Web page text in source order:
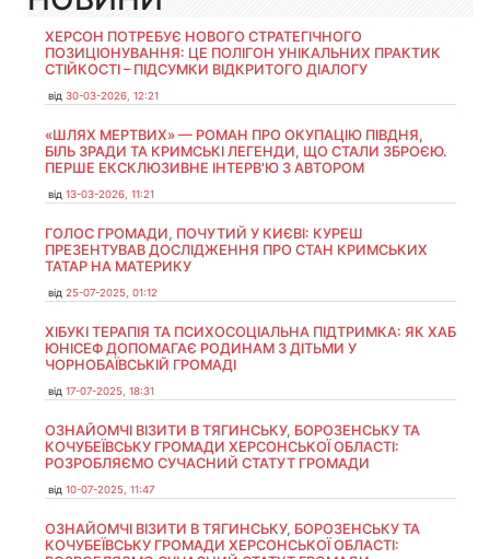
ХЕРСОН ПОТРЕБУЄ НОВОГО СТРАТЕГІЧНОГО
ПОЗИЦІОНУВАННЯ: ЦЕ ПОЛІГОН УНІКАЛЬНИХ ПРАКТИК
СТІЙКОСТІ – ПІДСУМКИ ВІДКРИТОГО ДІАЛОГУ
від 30-03-2026, 12:21
«ШЛЯХ МЕРТВИХ» — РОМАН ПРО ОКУПАЦІЮ ПІВДНЯ,
БІЛЬ ЗРАДИ ТА КРИМСЬКІ ЛЕГЕНДИ, ЩО СТАЛИ ЗБРОЄЮ.
ПЕРШЕ ЕКСКЛЮЗИВНЕ ІНТЕРВ'Ю З АВТОРОМ
від 13-03-2026, 11:21
ГОЛОС ГРОМАДИ, ПОЧУТИЙ У КИЄВІ: КУРЕШ
ПРЕЗЕНТУВАВ ДОСЛІДЖЕННЯ ПРО СТАН КРИМСЬКИХ
ТАТАР НА МАТЕРИКУ
від 25-07-2025, 01:12
ХІБУКІ ТЕРАПІЯ ТА ПСИХОСОЦІАЛЬНА ПІДТРИМКА: ЯК ХАБ
ЮНІСЕФ ДОПОМАГАЄ РОДИНАМ З ДІТЬМИ У
ЧОРНОБАЇВСЬКІЙ ГРОМАДІ
від 17-07-2025, 18:31
ОЗНАЙОМЧІ ВІЗИТИ В ТЯГИНСЬКУ, БОРОЗЕНСЬКУ ТА
КОЧУБЕЇВСЬКУ ГРОМАДИ ХЕРСОНСЬКОЇ ОБЛАСТІ:
РОЗРОБЛЯЄМО СУЧАСНИЙ СТАТУТ ГРОМАДИ
від 10-07-2025, 11:47
ОЗНАЙОМЧІ ВІЗИТИ В ТЯГИНСЬКУ, БОРОЗЕНСЬКУ ТА
КОЧУБЕЇВСЬКУ ГРОМАДИ ХЕРСОНСЬКОЇ ОБЛАСТІ: